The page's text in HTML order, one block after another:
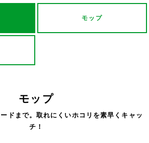
モップ
モップ
ドまで。取れにくいホコリを素早くキャッ
チ！